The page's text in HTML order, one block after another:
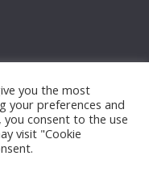
|
you the most
your preferences and
you consent to the use
visit "Cookie